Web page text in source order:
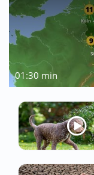
01:30 min